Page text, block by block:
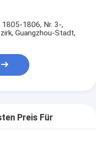
1805-1806, Nr. 3-,
Guangzhou-Stadt,
Preis Für